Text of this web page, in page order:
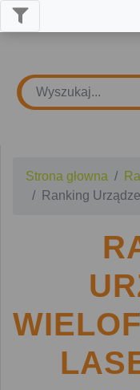
Strona głowna
Ranking